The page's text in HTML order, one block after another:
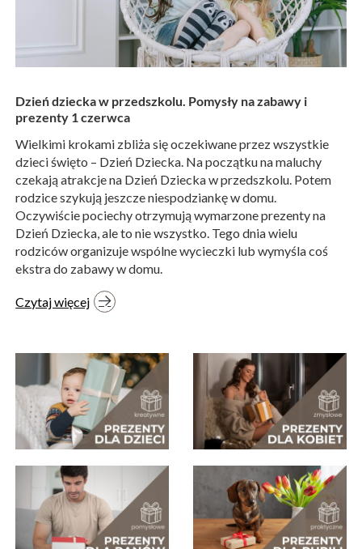
Dzień dziecka w przedszkolu. Pomysły na zabawy i
prezenty 1 czerwca
Wielkimi krokami zbliża się oczekiwane przez wszystkie
dzieci święto – Dzień Dziecka. Na początku na maluchy
czekają atrakcje na Dzień Dziecka w przedszkolu. Potem
rodzice szykują jeszcze niespodziankę w domu.
Oczywiście pociechy otrzymują wymarzone prezenty na
Dzień Dziecka, ale to nie wszystko. Tego dnia wielu
rodziców organizuje wspólne wycieczki lub wymyśla coś
ekstra do zabawy w domu.
Czytaj więcej